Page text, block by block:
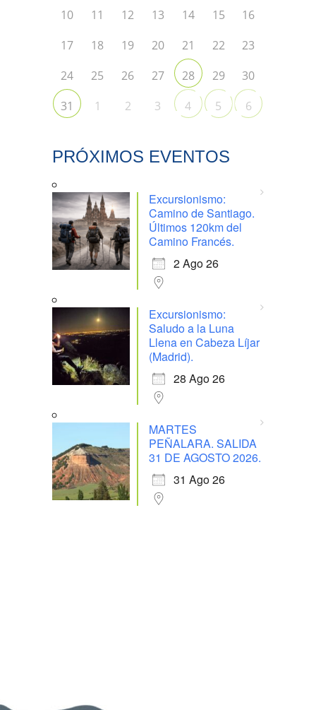
10
11 12 13 14 15
16
17
18 19 20 21 22
23
24
25 26 27 28 29
30
31
1 2 3 4 5 6
PRÓXIMOS EVENTOS
Excursionismo:
Camino de Santiago.
Últimos 120km del
Camino Francés.
2 Ago 26
Excursionismo:
Saludo a la Luna
Llena en Cabeza Líjar
(Madrid).
28 Ago 26
MARTES
PEÑALARA. SALIDA
31 DE AGOSTO 2026.
31 Ago 26